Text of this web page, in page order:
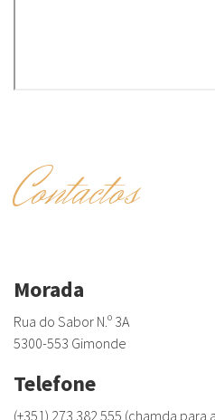
Contactos
Morada
Rua do Sabor N.º 3A
5300-553 Gimonde
Telefone
(+351) 273 382 555 (chamda para